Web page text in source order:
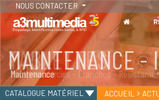
NOUS CONTACTER
TABLETTES
Tablettes durcies - Étanches -
CATALOGUE MATÉRIEL
ACCUEIL